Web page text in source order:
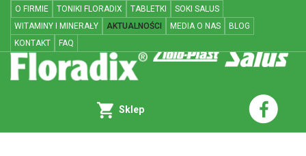
Sklep
O FIRMIE TONIKI FLORADIX TABLETKI
SOKI SALUS
WITAMINY I MINERAŁY
AKTUALNOŚCI MEDIA O NAS
BLOG
KONTAKT
FAQ